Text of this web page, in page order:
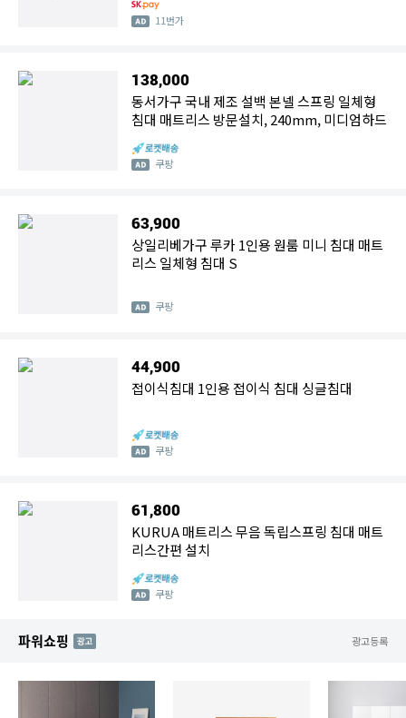
11번가
138,000
동서가구 국내 제조 설백 본넬 스프링 일체형
침대 매트리스 방문설치, 240mm, 미디엄하드
쿠팡
63,900
상일리베가구 루카 1인용 원룸 미니 침대 매트
리스 일체형 침대 S
쿠팡
44,900
접이식침대 1인용 접이식 침대 싱글침대
쿠팡
61,800
KURUA 매트리스 무음 독립스프링 침대 매트
리스간편 설치
쿠팡
파워쇼핑 AD 광고등록